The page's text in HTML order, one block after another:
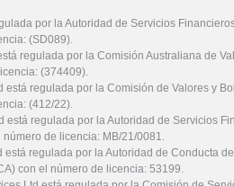
por la Autoridad de Servicios
(SD089).
regulada por la Comisión Australiana de
(374409).
está regulada por la Comisión de Valores y
(412/22).
está regulada por la Autoridad de Servicios
de licencia: MB/21/0081.
está regulada por la Autoridad de Conducta
con el número de licencia: 53199.